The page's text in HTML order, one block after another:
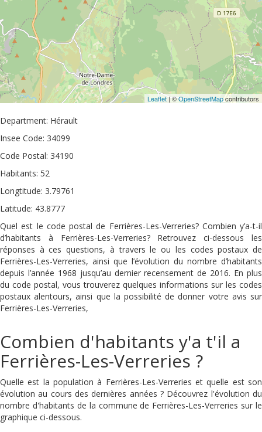
Leaflet| ©OpenStreetMapcontributors
Department: Hérault
Insee Code: 34099
Code Postal: 34190
Habitants: 52
Longtitude: 3.79761
Latitude: 43.8777
Quel est le code postal de Ferrières-Les-Verreries? Combien y’a-t-il
d’habitants à Ferrières-Les-Verreries? Retrouvez ci-dessous les
réponses à ces questions, à travers le ou les codes postaux de
Ferrières-Les-Verreries, ainsi que l’évolution du nombre d’habitants
depuis l’année 1968 jusqu’au dernier recensement de 2016. En plus
du code postal, vous trouverez quelques informations sur les codes
postaux alentours, ainsi que la possibilité de donner votre avis sur
Ferrières-Les-Verreries,
Combien d'habitants y'a t'il a
Ferrières-Les-Verreries ?
Quelle est la population à Ferrières-Les-Verreries et quelle est son
évolution au cours des dernières années ? Découvrez l'évolution du
nombre d'habitants de la commune de Ferrières-Les-Verreries sur le
graphique ci-dessous.